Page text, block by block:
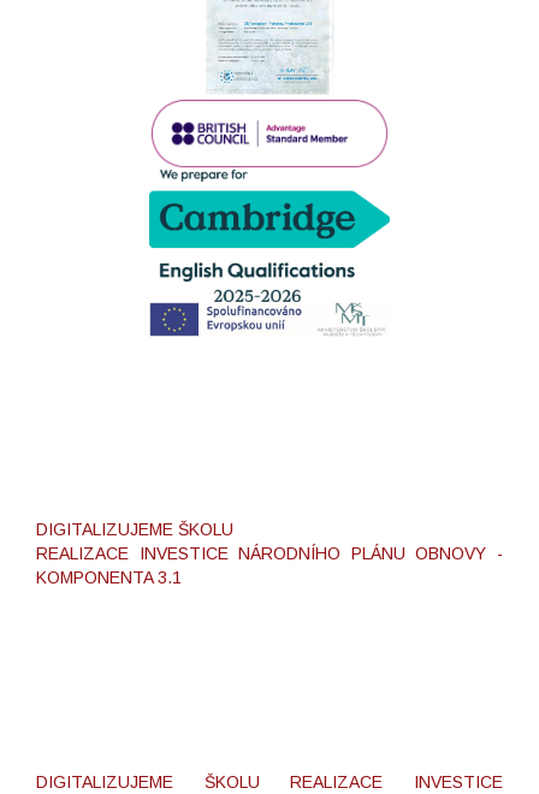
DIGITALIZUJEME ŠKOLU
REALIZACE INVESTICE NÁRODNÍHO PLÁNU OBNOVY -
KOMPONENTA 3.1
DIGITALIZUJEME ŠKOLU REALIZACE INVESTICE